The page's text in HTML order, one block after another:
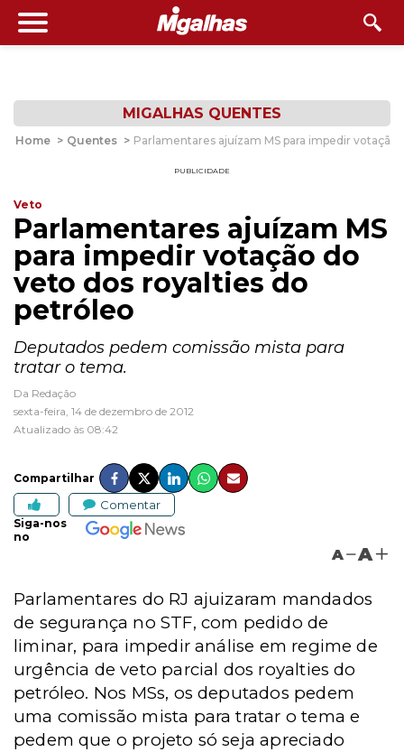
MIGALHAS QUENTES
Home > Quentes > Parlamentares ajuízam MS para impedir
PUBLICIDADE
Veto
Parlamentares ajuízam MS
para impedir votação do
veto dos royalties do
petróleo
Deputados pedem comissão mista para
tratar o tema.
Da Redação
sexta-feira, 14 de dezembro de 2012
Atualizado às 08:42
Compartilhar
Comentar
Siga-nos
no
A A
Parlamentares do RJ ajuizaram mandados
de segurança no STF, com pedido de
liminar, para impedir análise em regime de
urgência de veto parcial dos royalties do
petróleo. Nos MSs, os deputados pedem
uma comissão mista para tratar o tema e
pedem que o projeto só seja apreciado